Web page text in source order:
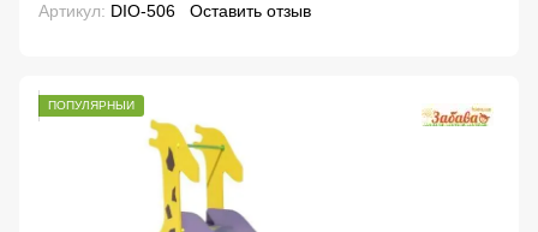
Артикул: DIO-506 Оставить отзыв
ПОПУЛЯРНЫЙ